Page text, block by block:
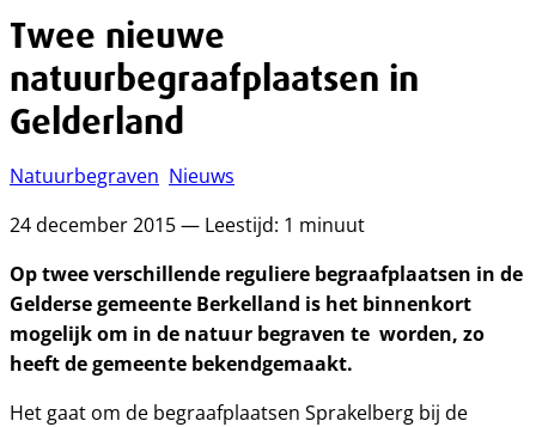
Twee nieuwe
natuurbegraafplaatsen in
Gelderland
Natuurbegraven Nieuws
24 december 2015 — Leestijd: 1 minuut
Op twee verschillende reguliere begraafplaatsen in de
Gelderse gemeente Berkelland is het binnenkort
mogelijk om in de natuur begraven te worden, zo
heeft de gemeente bekendgemaakt.
Het gaat om de begraafplaatsen Sprakelberg bij de